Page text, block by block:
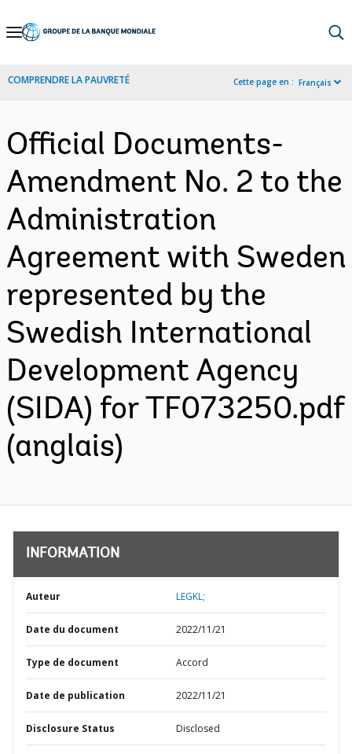
Skip
Navigation
COMPRENDRE LA PAUVRETÉ Cette page en : Français
Official Documents-
Amendment No. 2 to the
Administration
Agreement with Sweden
represented by the
Swedish International
Development Agency
(SIDA) for TF073250.pdf
(anglais)
INFORMATION
Auteur LEGKL;
Date du document 2022/11/21
Type de document Accord
Date de publication 2022/11/21
Disclosure Status Disclosed